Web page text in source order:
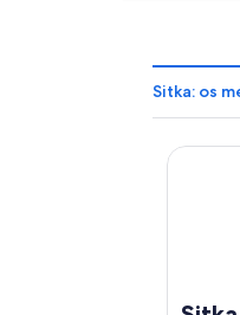
Um porto com
Sitka: os
Sitka